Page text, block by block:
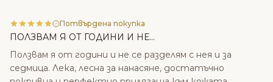
Потвърдена покупка
ПОЛЗВАМ Я ОТ ГОДИНИ И НЕ...
Ползвам я от години и не се разделям с нея и за
седмица. Лека, лесна за нанасяне, достатъчно